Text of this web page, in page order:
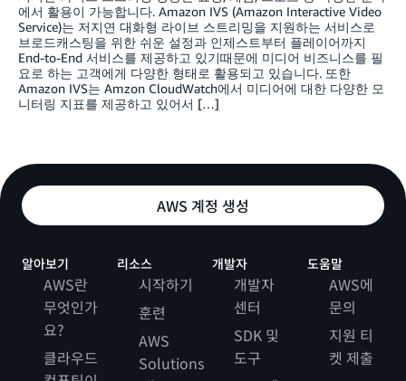
에서 활용이 가능합니다. Amazon IVS (Amazon Interactive Video
Service)는 저지연 대화형 라이브 스트리밍을 지원하는 서비스로
브로드캐스팅을 위한 쉬운 설정과 인제스트부터 플레이어까지
End-to-End 서비스를 제공하고 있기때문에 미디어 비즈니스를 필
요로 하는 고객에게 다양한 형태로 활용되고 있습니다. 또한
Amazon IVS는 Amzon CloudWatch에서 미디어에 대한 다양한 모
니터링 지표를 제공하고 있어서 […]
AWS 계정 생성
알아보기
AWS란
무엇인가
요?
클라우드
리소스
시작하기
훈련
AWS
Solutions
개발자
개발자
센터
SDK 및
도구
도움말
AWS에
문의
지원 티
켓 제출